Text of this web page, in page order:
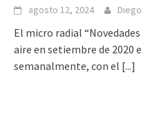
agosto 12, 2024 Diego
El micro radial
aire en setiembre de 2020
semanalmente, con el [...]